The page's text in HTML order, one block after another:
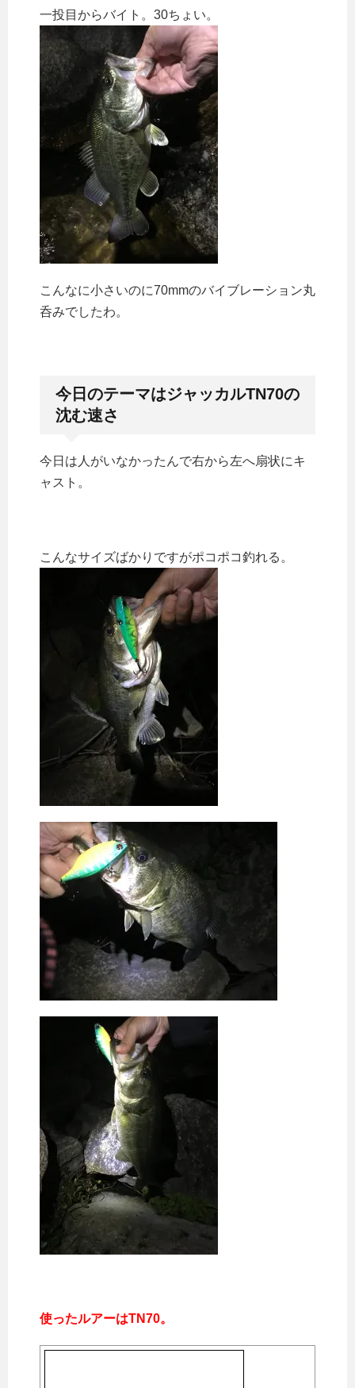
一投目からバイト。30ちょい。
こんなに小さいのに70mmのバイブレーション丸
呑みでしたわ。
今日のテーマはジャッカルTN70の
沈む速さ
今日は人がいなかったんで右から左へ扇状にキ
ャスト。
こんなサイズばかりですがポコポコ釣れる。
使ったルアーはTN70。